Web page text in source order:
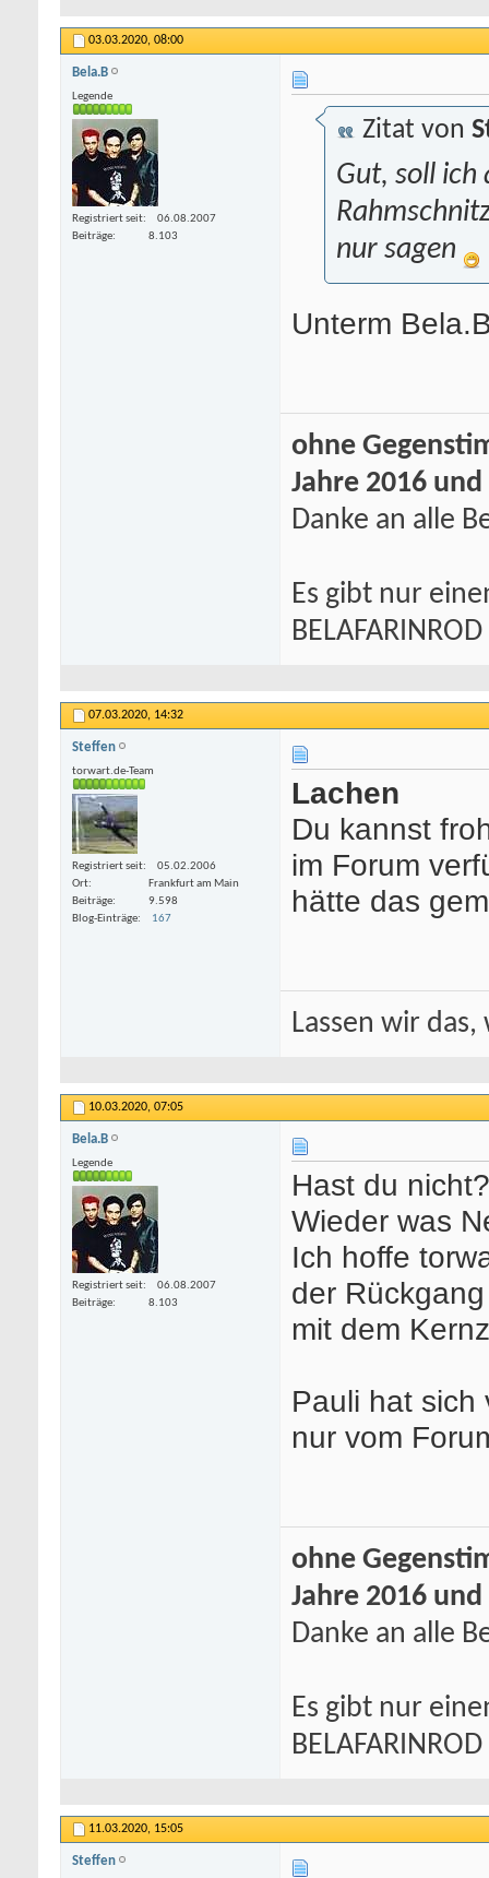
03.03.2020, 08:00
Bela.B
Legende
Registriert seit
06.08.2007
Beiträge
8.103
Zitat von
Gut, soll ich
nur sagen
Unterm
ohne
Jahre 2016 und
Danke an alle
Es gibt nur
BELAFARINROD
07.03.2020, 14:32
Steffen
torwart.de-Team
Registriert seit
05.02.2006
Ort
Frankfurt am Main
Beiträge
9.598
Blog-Einträge
167
Lachen
Du kannst
im Forum
hätte das
Lassen wir
10.03.2020, 07:05
Bela.B
Legende
Registriert seit
06.08.2007
Beiträge
8.103
Hast du nicht?
Wieder was
Ich hoffe
der
mit dem
Pauli hat sich
nur vom
ohne
Jahre 2016 und
Danke an alle
Es gibt nur
BELAFARINROD
11.03.2020, 15:05
Steffen